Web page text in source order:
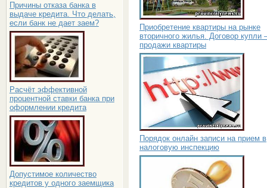
Причины отказа банка в
выдаче кредита. Что делать,
если банк не дает заем?
Расчёт эффективной
процентной ставки банка при
оформлении кредита
Допустимое количество
кредитов у одного заемщика
Приобретение квартиры на рынке
вторичного жилья. Договор купли
продажи квартиры
Порядок онлайн записи на прием в
налоговую инспекцию